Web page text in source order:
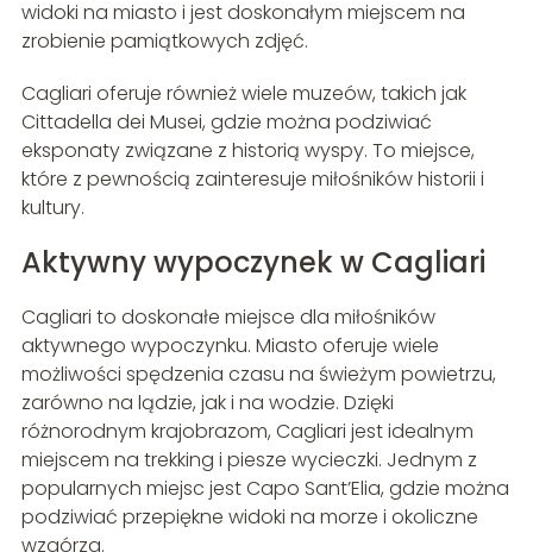
widoki na miasto i jest doskonałym miejscem na
zrobienie pamiątkowych zdjęć.
Cagliari oferuje również wiele muzeów, takich jak
Cittadella dei Musei, gdzie można podziwiać
eksponaty związane z historią wyspy. To miejsce,
które z pewnością zainteresuje miłośników historii i
kultury.
Aktywny wypoczynek w Cagliari
Cagliari to doskonałe miejsce dla miłośników
aktywnego wypoczynku. Miasto oferuje wiele
możliwości spędzenia czasu na świeżym powietrzu,
zarówno na lądzie, jak i na wodzie. Dzięki
różnorodnym krajobrazom, Cagliari jest idealnym
miejscem na trekking i piesze wycieczki. Jednym z
popularnych miejsc jest Capo Sant’Elia, gdzie można
podziwiać przepiękne widoki na morze i okoliczne
wzgórza.